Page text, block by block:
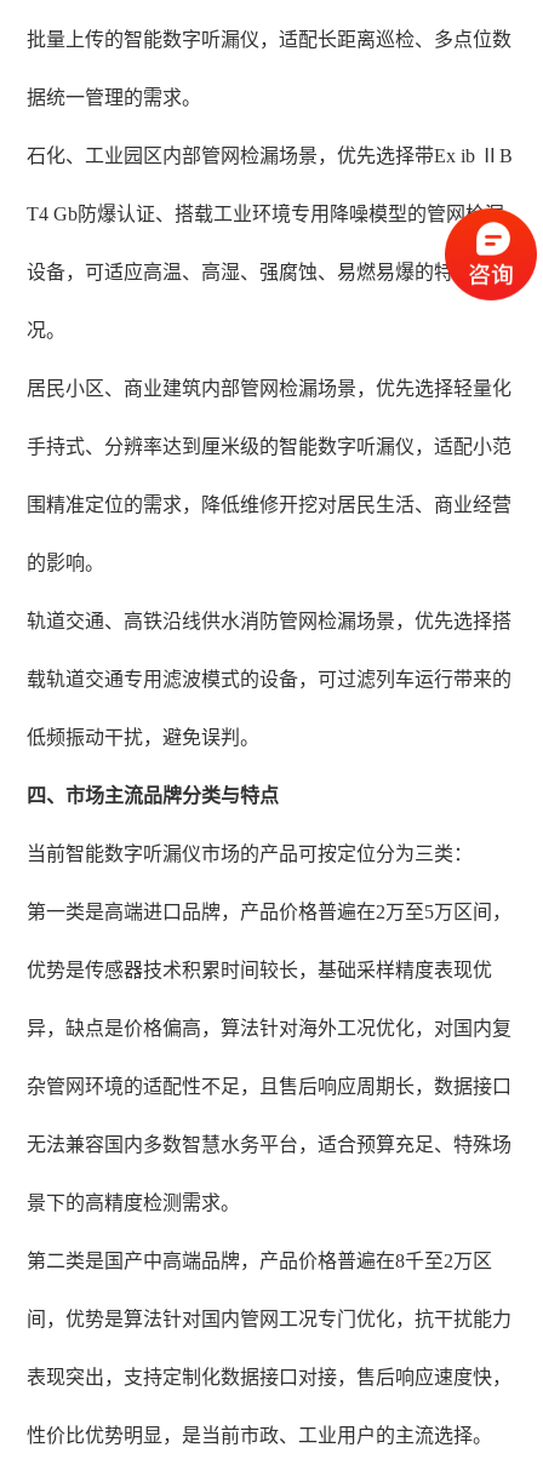
批量上传的智能数字听漏仪，适配长距离巡检、多点位数
据统一管理的需求。
石化、工业园区内部管网检漏场景，优先选择带Ex ib ⅡB
T4 Gb防爆认证、搭载工业环境专用降噪模型的管网检漏
设备，可适应高温、高湿、强腐蚀、易燃易爆的特殊工
况。
居民小区、商业建筑内部管网检漏场景，优先选择轻量化
手持式、分辨率达到厘米级的智能数字听漏仪，适配小范
围精准定位的需求，降低维修开挖对居民生活、商业经营
的影响。
轨道交通、高铁沿线供水消防管网检漏场景，优先选择搭
载轨道交通专用滤波模式的设备，可过滤列车运行带来的
低频振动干扰，避免误判。
四、市场主流品牌分类与特点
当前智能数字听漏仪市场的产品可按定位分为三类：
第一类是高端进口品牌，产品价格普遍在2万至5万区间，
优势是传感器技术积累时间较长，基础采样精度表现优
异，缺点是价格偏高，算法针对海外工况优化，对国内复
杂管网环境的适配性不足，且售后响应周期长，数据接口
无法兼容国内多数智慧水务平台，适合预算充足、特殊场
景下的高精度检测需求。
第二类是国产中高端品牌，产品价格普遍在8千至2万区
间，优势是算法针对国内管网工况专门优化，抗干扰能力
表现突出，支持定制化数据接口对接，售后响应速度快，
性价比优势明显，是当前市政、工业用户的主流选择。